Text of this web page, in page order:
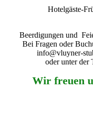
Hotelgäste-
Beerdigungen und
Bei Fragen oder
info@vluyner-
oder unter der
Wir freuen